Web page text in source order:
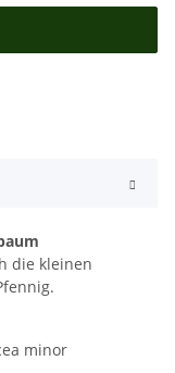
die kleinen
minor